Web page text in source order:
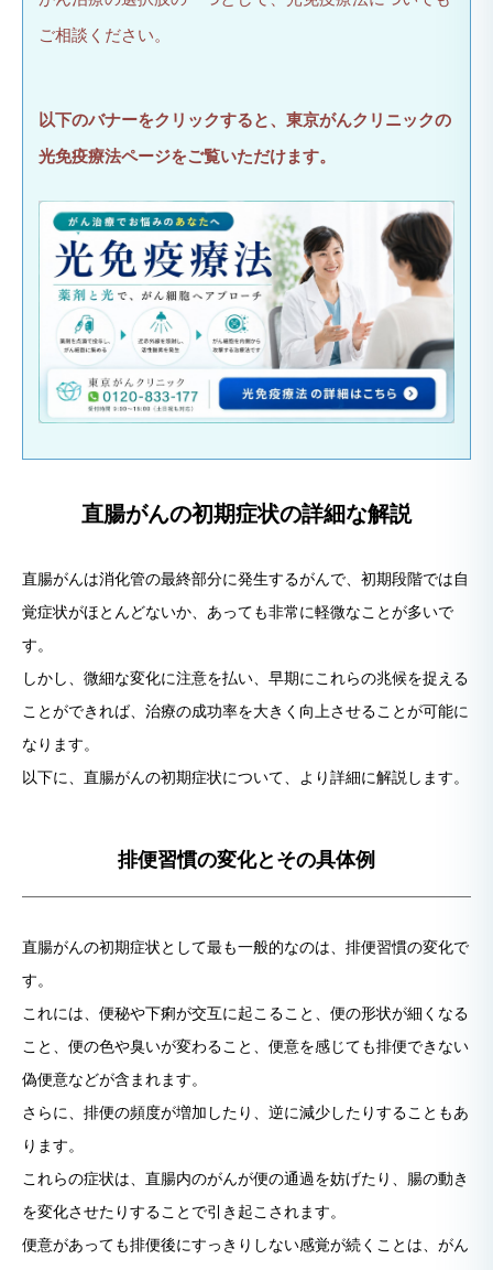
ご相談ください。
以下のバナーをクリックすると、東京がんクリニックの
光免疫療法ページをご覧いただけます。
直腸がんの初期症状の詳細な解説
直腸がんは消化管の最終部分に発生するがんで、初期段階では自
覚症状がほとんどないか、あっても非常に軽微なことが多いで
す。
しかし、微細な変化に注意を払い、早期にこれらの兆候を捉える
ことができれば、治療の成功率を大きく向上させることが可能に
なります。
以下に、直腸がんの初期症状について、より詳細に解説します。
排便習慣の変化とその具体例
直腸がんの初期症状として最も一般的なのは、排便習慣の変化で
す。
これには、便秘や下痢が交互に起こること、便の形状が細くなる
こと、便の色や臭いが変わること、便意を感じても排便できない
偽便意などが含まれます。
さらに、排便の頻度が増加したり、逆に減少したりすることもあ
ります。
これらの症状は、直腸内のがんが便の通過を妨げたり、腸の動き
を変化させたりすることで引き起こされます。
便意があっても排便後にすっきりしない感覚が続くことは、がん